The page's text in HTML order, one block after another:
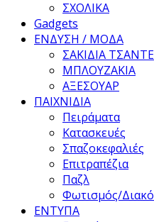
ΣΧΟΛΙΚΑ
Gadgets
ΕΝΔΥΣΗ / ΜΟΔΑ
ΣΑΚΙΔΙΑ
ΜΠΛΟΥΖΑΚΙΑ
ΑΞΕΣΟΥΑΡ
ΠΑΙΧΝΙΔΙΑ
Πειράματα
Κατασκευές
Σπαζοκεφαλιές
Επιτραπέζια
Παζλ
Φωτισμός/
ΕΝΤΥΠΑ